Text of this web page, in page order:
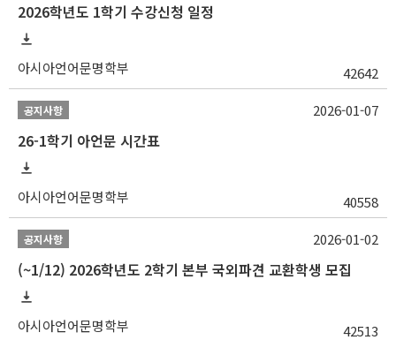
2026학년도 1학기 수강신청 일정
아시아언어문명학부 42642
공지사항
26-1학기 아언문 시간표
아시아언어문명학부 40558
2026-01-07
공지사항
(~1/12) 2026학년도 2학기 본부 국외파견 교환학생 모집
아시아언어문명학부 42513
2026-01-02